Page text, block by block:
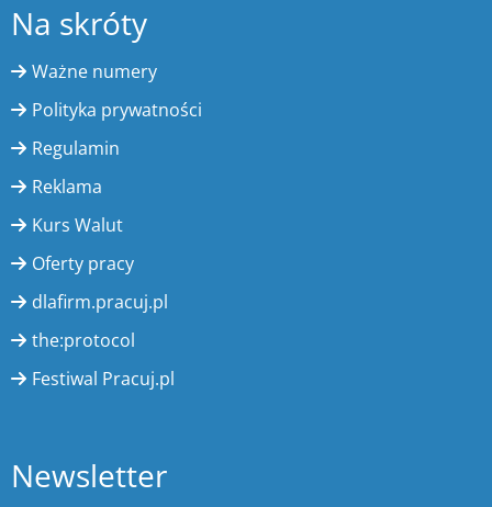
Na skróty
Ważne numery
Polityka prywatności
Regulamin
Reklama
Kurs Walut
Oferty pracy
dlafirm.pracuj.pl
the:protocol
Festiwal Pracuj.pl
Newsletter